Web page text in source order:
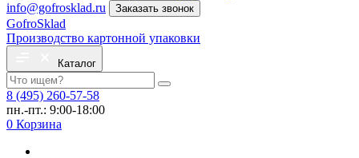
info@gofrosklad.ru
Заказать звонок
GofroSklad
Производство картонной упаковки
Каталог
8 (495) 260-57-58
пн.-пт.: 9:00-18:00
0 Корзина